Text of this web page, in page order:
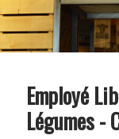
Employé
Légumes -